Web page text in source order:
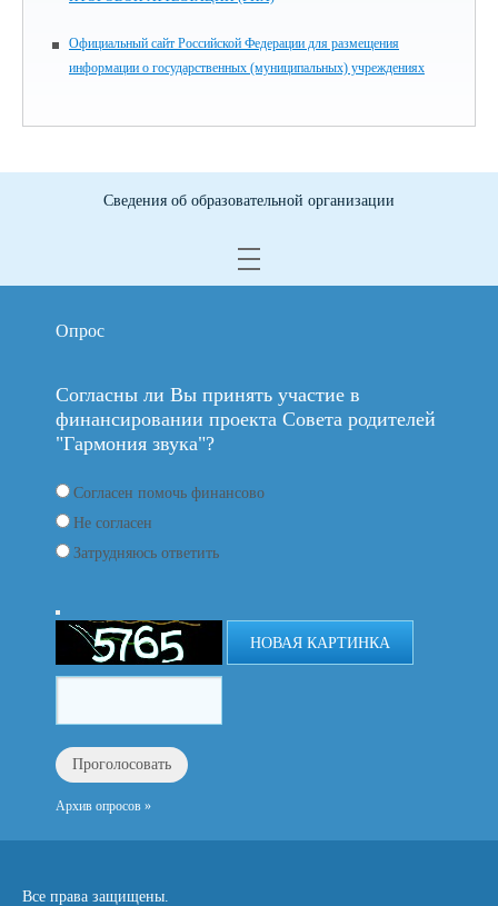
Официальный сайт Российской Федерации для размещения
информации о государственных (муниципальных) учреждениях
Сведения об образовательной организации
Опрос
Согласны ли Вы принять участие в
финансировании проекта Совета родителей
"Гармония звука"?
Согласен помочь финансово
Не согласен
Затрудняюсь ответить
НОВАЯ КАРТИНКА
Архив опросов »
Все права защищены.